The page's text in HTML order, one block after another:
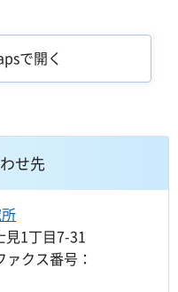
で開く
せ先
1丁目7-31
クス番号：